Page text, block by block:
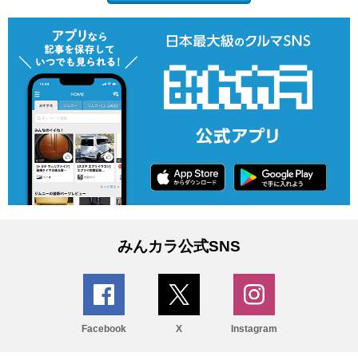
みんカラ公式SNS
Facebook X Instagram